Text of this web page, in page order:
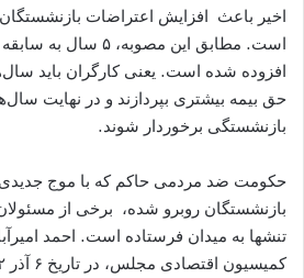
اخیر باعث افزایش اعتراضات
است. مطابق این
افزوده شده است. یعنی کارگران باید
حق بیمه بیشتری بپردازند و در نهایت
بازنشستگی برخوردار شوند.
حکومت ضد مردمی حاکم که با موج جدیدی
بازنشستگان روبرو شده، برخی از
تنشها به میدان فرستاده است. احمد